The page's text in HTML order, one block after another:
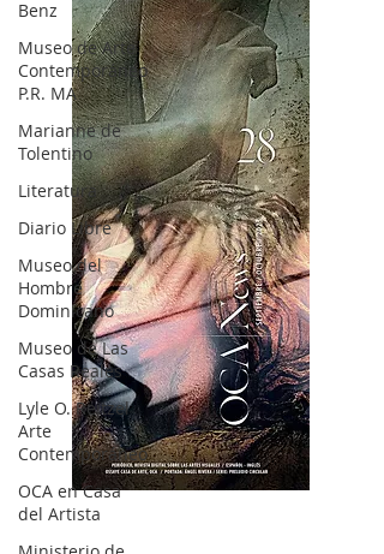
Benz
Museo de Arte
Contemporáneo
P.R. MA
Marianne de
Tolentino
Literatura
Diario Libre
Museo del
Hombre
Dominicano
Museo de Las
Casas Reales
Lyle O. Reitzel
Arte
Contemporáneo
OCA en Casa
del Artista
OCA|News 28 / Julio-Agosto-Septiembre, 2023